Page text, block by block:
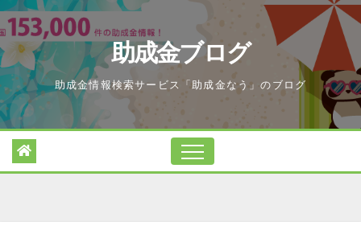
Skip
to
content
助成金ブログ
助成金情報検索サービス「助成金なう」のブログ